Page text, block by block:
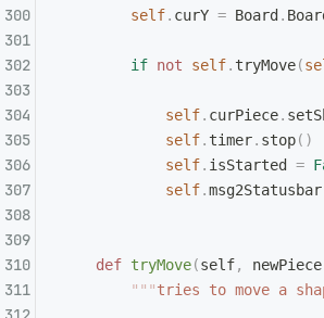
        self
. curY = Board .
        if
not self. tryMove(
            self
. curPiece.
            self
. timer. stop()
            self
. isStarted =
            self
.msg2Statusbar
    def
tryMove(self, newPiece
        """
tries to move a